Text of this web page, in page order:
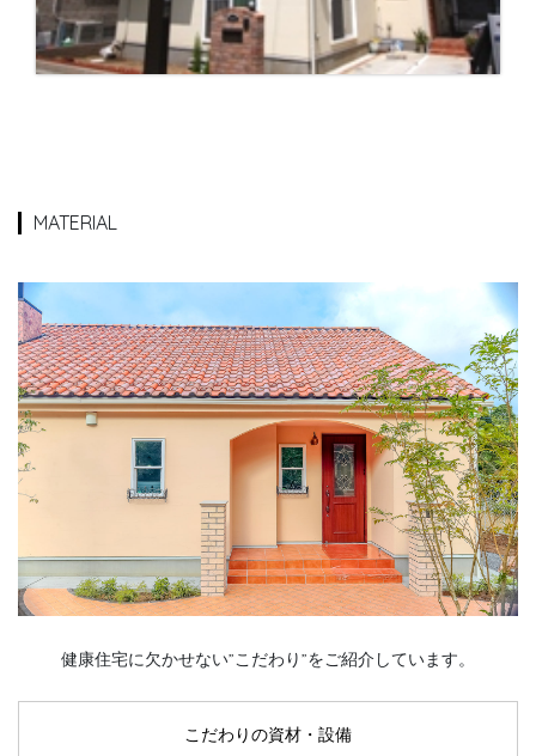
MATERIAL
健康住宅に欠かせない”こだわり”をご紹介しています。
こだわりの資材・設備